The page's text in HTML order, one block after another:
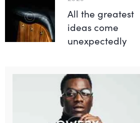
All the greatest
ideas come
unexpectedly